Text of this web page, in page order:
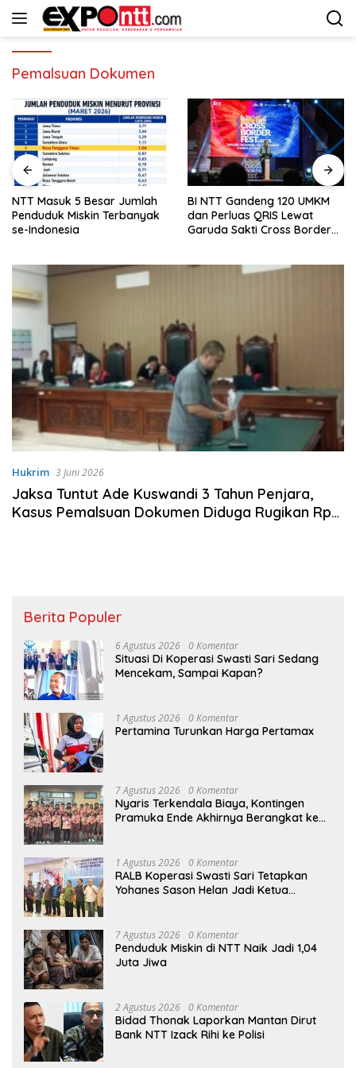
Langsung
Pemalsuan Dokumen
NTT Masuk 5 Besar Jumlah
Penduduk Miskin Terbanyak
se-Indonesia
BI NTT Gandeng 120 UMKM
dan Perluas QRIS Lewat
Garuda Sakti Cross Border
Hukrim 3 Juni 2026
Jaksa Tuntut Ade Kuswandi 3 Tahun Penjara,
Kasus Pemalsuan Dokumen Diduga Rugikan Rp
Berita Populer
6 Agustus 2026 0 Komentar
Situasi Di Koperasi Swasti Sari Sedang
Mencekam, Sampai Kapan?
1 Agustus 2026 0 Komentar
Pertamina Turunkan Harga Pertamax
7 Agustus 2026 0 Komentar
Nyaris Terkendala Biaya, Kontingen
Pramuka Ende Akhirnya Berangkat ke
1 Agustus 2026 0 Komentar
RALB Koperasi Swasti Sari Tetapkan
Yohanes Sason Helan Jadi Ketua
7 Agustus 2026 0 Komentar
Penduduk Miskin di NTT Naik Jadi 1,04
Juta Jiwa
2 Agustus 2026 0 Komentar
Bidad Thonak Laporkan Mantan Dirut
Bank NTT Izack Rihi ke Polisi